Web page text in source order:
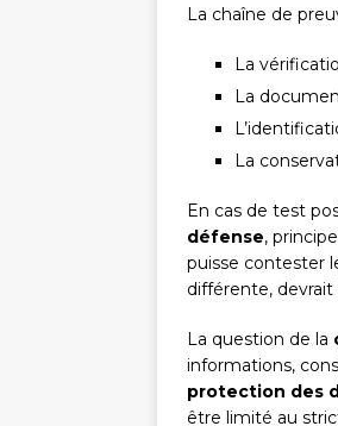
La chaîne de
La
La
La
En cas de test
défense,
puisse contester
différente,
La question de la
informations,
protection des
être limité au